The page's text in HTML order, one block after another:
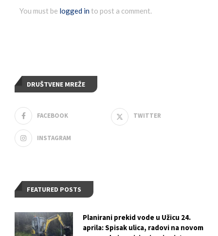
You must be logged into post a comment.
DRUŠTVENE MREŽE
FACEBOOK TWITTER
INSTAGRAM
FEATURED POSTS
Planirani prekid vode u Užicu 24.
aprila: Spisak ulica, radovi na novom